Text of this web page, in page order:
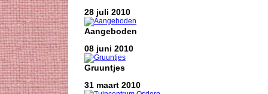
28 juli 2010
Aangeboden
08 juni 2010
Gruuntjes
31 maart 2010